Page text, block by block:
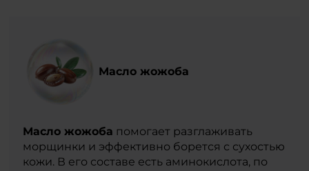
Масло жожоба
Масло жожоба помогает разглаживать
морщинки и эффективно борется с сухостью
кожи. В его составе есть аминокислота, по